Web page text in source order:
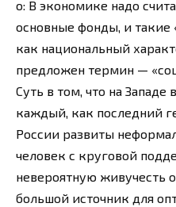
о: В экономике надо
основные фонды, и
как национальный
предложен термин —
Суть в том, что на Западе
каждый, как последний
России развиты
человек с круговой
невероятную живучесть
большой источник для